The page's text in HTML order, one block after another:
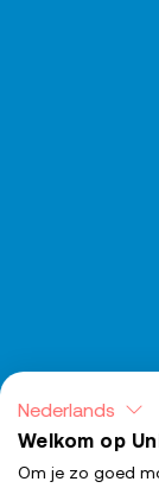
Nederlands
Welkom op
Om je zo goed